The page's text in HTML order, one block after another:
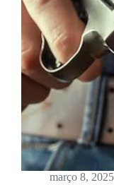
março 8, 2025